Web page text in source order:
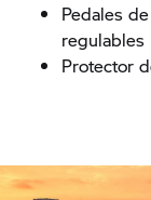
Pedales
regulables
Protector